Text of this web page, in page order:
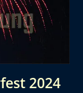
2024